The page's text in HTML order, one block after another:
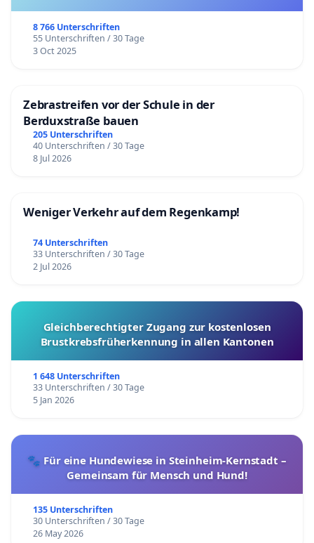
8 766 Unterschriften
55 Unterschriften / 30 Tage
3 Oct 2025
Zebrastreifen vor der Schule in der
Berduxstraße bauen
205 Unterschriften
40 Unterschriften / 30 Tage
8 Jul 2026
Weniger Verkehr auf dem Regenkamp!
74 Unterschriften
33 Unterschriften / 30 Tage
2 Jul 2026
Gleichberechtigter Zugang zur kostenlosen
Brustkrebsfrüherkennung in allen Kantonen
1 648 Unterschriften
33 Unterschriften / 30 Tage
5 Jan 2026
🐾 Für eine Hundewiese in Steinheim-Kernstadt –
Gemeinsam für Mensch und Hund!
135 Unterschriften
30 Unterschriften / 30 Tage
26 May 2026